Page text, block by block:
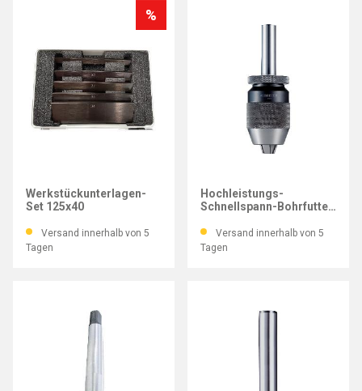
%
Werkstückunterlagen-
Set 125x40
Versand innerhalb von 5
Tagen
Hochleistungs-
Schnellspann-Bohrfutter
Versand innerhalb von 5
Tagen